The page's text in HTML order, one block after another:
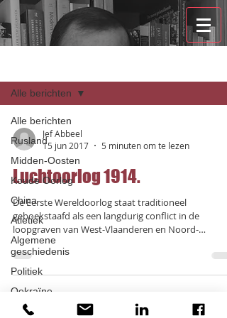
Alle berichten
Rusland
Midden-Oosten
Koude Oorlog
China
Atletiek
Algemene
geschiedenis
Politiek
Oekraïne
Alle berichten
Jef Abbeel
15 jun 2017
5 minuten om te lezen
Luchtoorlog 1914.
De Eerste Wereldoorlog staat traditioneel
geboekstaafd als een langdurig conflict in de
loopgraven van West-Vlaanderen en Noord-
Frankrijk...